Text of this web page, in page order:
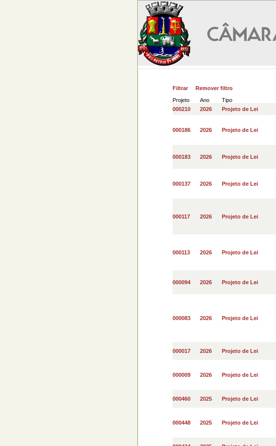
Filtrar
Remover filtro
Projeto
Ano Tipo
000210
2026 Projeto de Lei
000186 2026 Projeto de Lei
000183 2026 Projeto de Lei
000137 2026 Projeto de Lei
000117 2026 Projeto de Lei
000113 2026 Projeto de Lei
000094 2026 Projeto de Lei
000083 2026 Projeto de Lei
000017 2026 Projeto de Lei
000009 2026 Projeto de Lei
000460 2025 Projeto de Lei
000448 2025 Projeto de Lei